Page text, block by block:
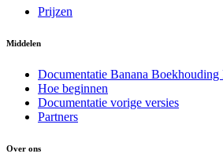
Prijzen
Middelen
Documentatie Banana Boekhouding
Hoe beginnen
Documentatie vorige versies
Partners
Over ons